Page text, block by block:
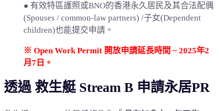
● 有效特區護照或BNO的香港永久居民及其合法配偶
(Spouses / common-law partners) /子女(Dependent
children)也能提交申請。
※ Open Work Permit 開放申請延長時間 ~ 2025年2
月7日。
透過 救生艇 Stream B 申請永居PR